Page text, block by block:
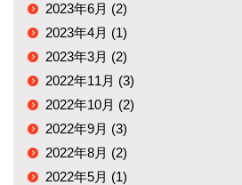
2023年6月 (2)
2023年4月 (1)
2023年3月 (2)
2022年11月 (3)
2022年10月 (2)
2022年9月 (3)
2022年8月 (2)
2022年5月 (1)